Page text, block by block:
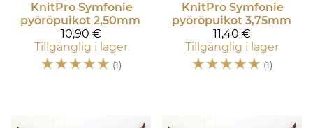
KnitPro Symfonie
pyöröpuikot 2,50mm
10,90 €
Tillgänglig i lager
☆☆☆☆☆ (1)
KnitPro Symfonie
pyöröpuikot 3,75mm
11,40 €
Tillgänglig i lager
☆☆☆☆☆ (1)